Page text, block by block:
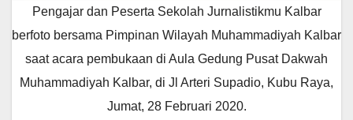
Pengajar dan Peserta Sekolah Jurnalistikmu Kalbar
berfoto bersama Pimpinan Wilayah Muhammadiyah Kalbar
saat acara pembukaan di Aula Gedung Pusat Dakwah
Muhammadiyah Kalbar, di Jl Arteri Supadio, Kubu Raya,
Jumat, 28 Februari 2020.